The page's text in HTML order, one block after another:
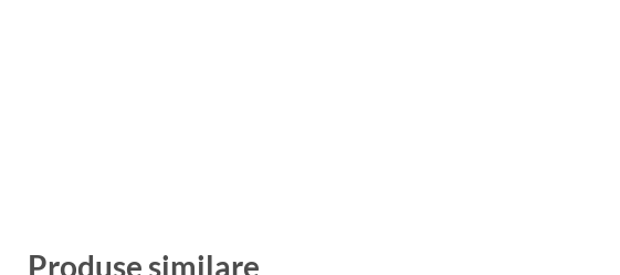
Produse similare